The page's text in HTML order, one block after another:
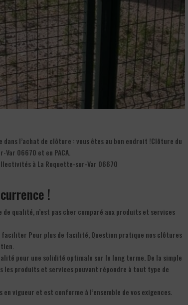
l’achat de clôture : vous êtes au bon endroit !Clôture du
06670 et en PACA.
à La Roquette-sur-Var 06670
!
qualité, n’est pas cher comparé aux produits et services
Pour plus de facilité, Question pratique nos clôtures
pour une solidité optimale sur le long terme. De la simple
les produits et services pouvant répondre à tout type de
vigueur et est conforme à l’ensemble de vos exigences.